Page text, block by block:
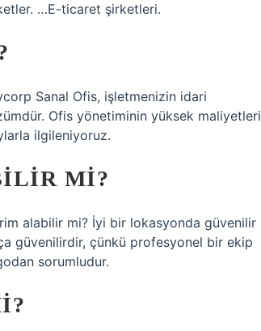
…E-ticaret şirketleri.
Sanal Ofis, işletmenizin idari
Ofis yönetiminin yüksek maliyetleri
ilgileniyoruz.
MI?
alabilir mi? İyi bir lokasyonda güvenilir
güvenilirdir, çünkü profesyonel bir ekip
sorumludur.